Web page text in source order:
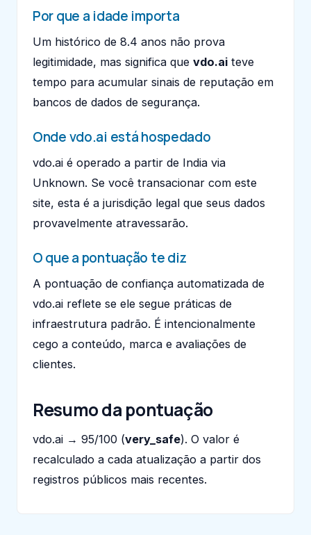
Por que a idade importa
Um histórico de 8.4 anos não prova
legitimidade, mas significa que vdo.ai teve
tempo para acumular sinais de reputação em
bancos de dados de segurança.
Onde vdo.ai está hospedado
vdo.ai é operado a partir de India via
Unknown. Se você transacionar com este
site, esta é a jurisdição legal que seus dados
provavelmente atravessarão.
O que a pontuação te diz
A pontuação de confiança automatizada de
vdo.ai reflete se ele segue práticas de
infraestrutura padrão. É intencionalmente
cego a conteúdo, marca e avaliações de
clientes.
Resumo da pontuação
vdo.ai → 95/100 (very_safe). O valor é
recalculado a cada atualização a partir dos
registros públicos mais recentes.